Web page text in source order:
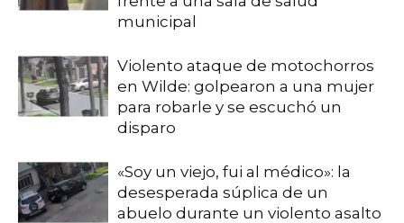
municipal
Violento ataque de motochorros
en Wilde: golpearon a una mujer
para robarle y se escuchó un
disparo
«Soy un viejo, fui al médico»: la
desesperada súplica de un
abuelo durante un violento asalto